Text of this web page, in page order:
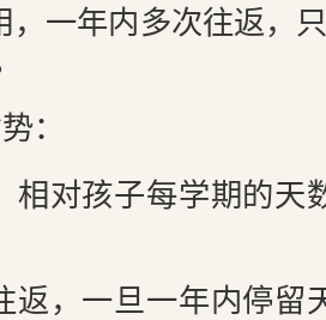
，一年内多次往返，
：
相对孩子每学期的天
返，一旦一年内停留